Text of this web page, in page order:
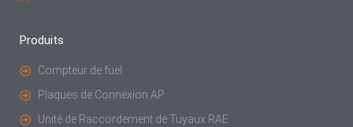
Produits
Compteur de fuel
Plaques de Connexion AP
Unité de Raccordement de Tuyaux RAE